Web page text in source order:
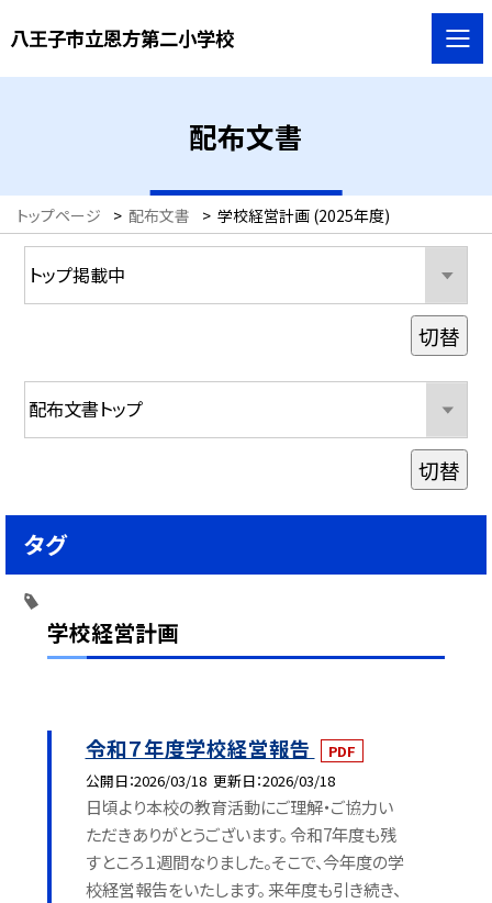
八王子市立恩方第二小学校
配布文書
トップページ > 配布文書 > 学校経営計画 (2025年度)
学校経営計画
令和７年度学校経営報告
PDF
公開日 2026/03/18 更新日 2026/03/18
日頃より本校の教育活動にご理解・ご協力い
ただきありがとうございます。 令和7年度も残
すところ１週間なりました。そこで、今年度の学
校経営報告をいたします。 来年度も引き続き、
切替
切替
タグ